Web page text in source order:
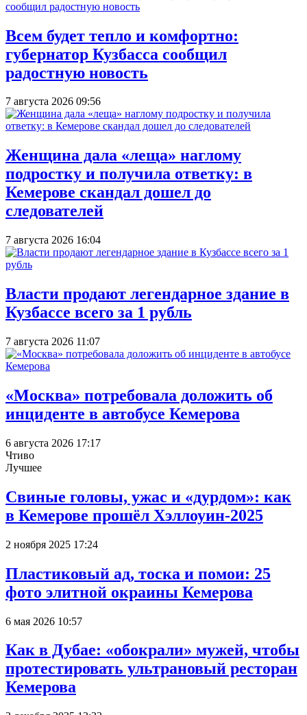
Всем будет тепло и комфортно:
губернатор Кузбасса сообщил
радостную новость
7 августа 2026 09:56
Женщина дала «леща» наглому
подростку и получила ответку: в
Кемерове скандал дошел до
следователей
7 августа 2026 16:04
Власти продают легендарное здание в
Кузбассе всего за 1 рубль
7 августа 2026 11:07
«Москва» потребовала доложить об
инциденте в автобусе Кемерова
6 августа 2026 17:17
Чтиво
Лучшее
Свиные головы, ужас и «дурдом»: как
в Кемерове прошёл Хэллоуин-2025
2 ноября 2025 17:24
Пластиковый ад, тоска и помои: 25
фото элитной окраины Кемерова
6 мая 2026 10:57
Как в Дубае: «обокрали» мужей, чтобы
протестировать ультрановый ресторан
Кемерова